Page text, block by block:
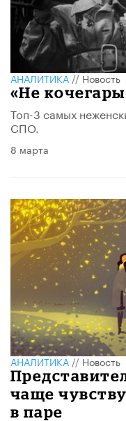
АНАЛИТИКА//Новость
«Не
Топ-3 самых
СПО.
8 марта
АНАЛИТИКА//Новость
чаще
в паре